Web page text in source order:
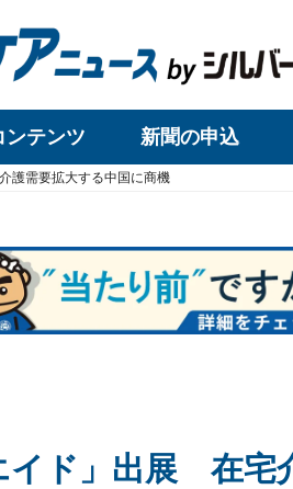
ンテンツ 新聞の申込
護需要拡大する中国に商機
イド」出展 在宅